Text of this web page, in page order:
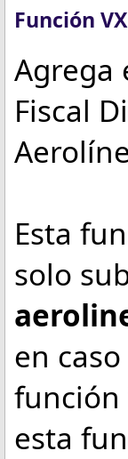
Función
Agrega
Fiscal
Esta
solo
en
función
esta